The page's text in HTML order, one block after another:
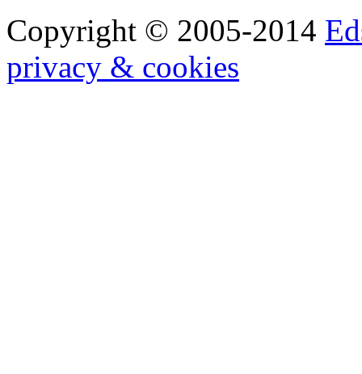
Copyright © 2005-2014
privacy & cookies